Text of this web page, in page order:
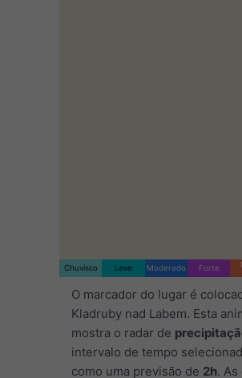
Chuvisco Leve Moderado Forte
O marcador do lugar é
Kladruby nad Labem. Esta
mostra o radar de
intervalo de tempo
como uma previsão de 2h.